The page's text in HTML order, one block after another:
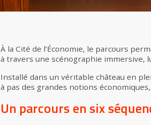
À la Cité de l’Économie, le parcours
à travers une scénographie immersive,
Installé dans un véritable château en
à pas des grandes notions
Un parcours en six